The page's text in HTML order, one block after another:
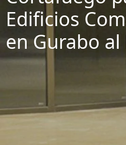
Edificios
en Gurabo